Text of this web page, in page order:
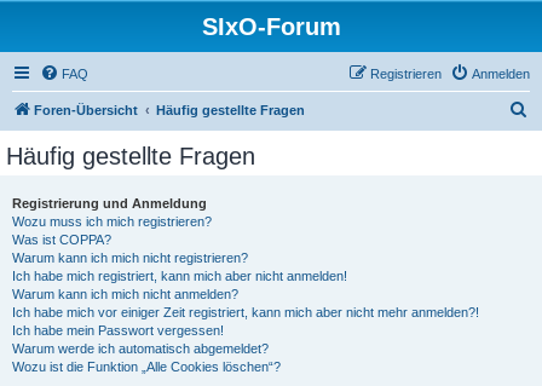
SIxO-Forum
FAQ Anmelden
Registrieren
Foren-Übersicht Häufig gestellte Fragen
Häufig gestellte Fragen
Registrierung und Anmeldung
Wozu muss ich mich registrieren?
Was ist COPPA?
Warum kann ich mich nicht registrieren?
Ich habe mich registriert, kann mich aber nicht anmelden!
Warum kann ich mich nicht anmelden?
Ich habe mich vor einiger Zeit registriert, kann mich aber nicht mehr anmelden?!
Ich habe mein Passwort vergessen!
Warum werde ich automatisch abgemeldet?
Wozu ist die Funktion „Alle Cookies löschen“?